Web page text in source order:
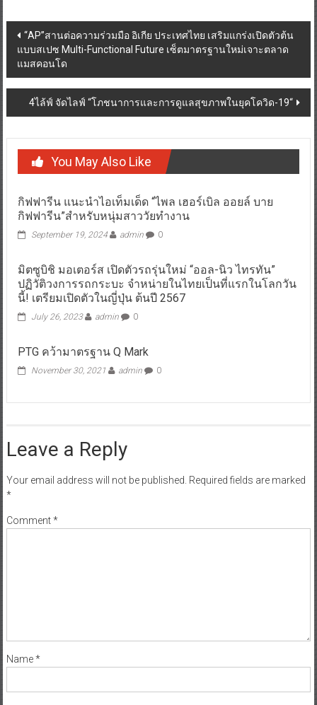
Post
navigation
“AP”สานต่อความร่วมมือ อิเกีย ประเทศไทย เสริมแกร่งเปิดตัวต้น
แบบสเปซ Multi-Functional Future เซ็ตมาตรฐานใหม่เจาะตลาด
แมสคอนโด
4ไล้ฟ์ จัดไลฟ์ “โภชนาการและการดูแลสุขภาพในยุคโควิด-19“
You May Also Like
กิฟฟารีน แนะนำไอเท็มเด็ด “ไพล เฮอร์เบิล ออยล์ บาย
กิฟฟารีน”สำหรับหนุ่มสาววัยทำงาน
September 19, 2024 admin 0
มิตซูบิชิ มอเตอร์ส เปิดตัวรถรุ่นใหม่ “ออล-นิว ไทรทัน”
ปฏิวัติวงการรถกระบะ จำหน่ายในไทยเป็นที่แรกในโลกวัน
นี้! เตรียมเปิดตัวในญี่ปุ่น ต้นปี 2567
July 26, 2023 admin 0
PTG คว้ามาตรฐาน Q Mark
November 30, 2021 admin 0
Leave a Reply
Your email address will not be published. Required fields are marked
*
Comment*
Name*